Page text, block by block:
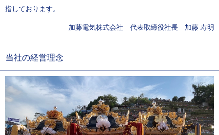
指しております。
加藤電気株式会社 代表取締役社長 加藤 寿明
当社の経営理念